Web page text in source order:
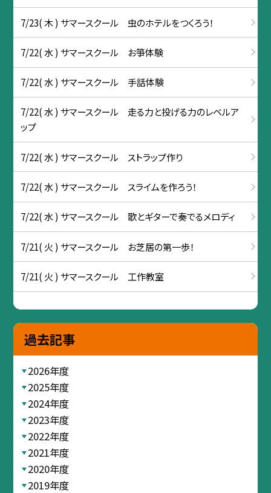
7/23( 木 ) サマースクール 虫のホテルをつくろう！
7/22( 水 ) サマースクール お箏体験
7/22( 水 ) サマースクール 手話体験
7/22( 水 ) サマースクール 走る力と投げる力のレベルア
ップ
7/22( 水 ) サマースクール ストラップ作り
7/22( 水 ) サマースクール スライムを作ろう！
7/22( 水 ) サマースクール 歌とギターで奏でるメロディ
7/21( 火 ) サマースクール お芝居の第一歩！
7/21( 火 ) サマースクール 工作教室
過去記事
2026年度
2025年度
2024年度
2023年度
2022年度
2021年度
2020年度
2019年度